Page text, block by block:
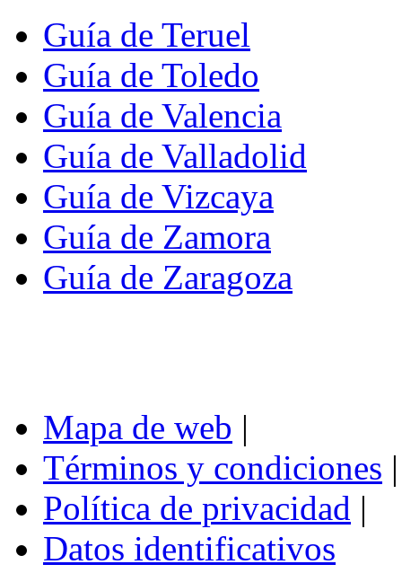
Guía de Teruel
Guía de Toledo
Guía de Valencia
Guía de Valladolid
Guía de Vizcaya
Guía de Zamora
Guía de Zaragoza
Mapa de web |
Términos y condiciones |
Política de privacidad |
Datos identificativos